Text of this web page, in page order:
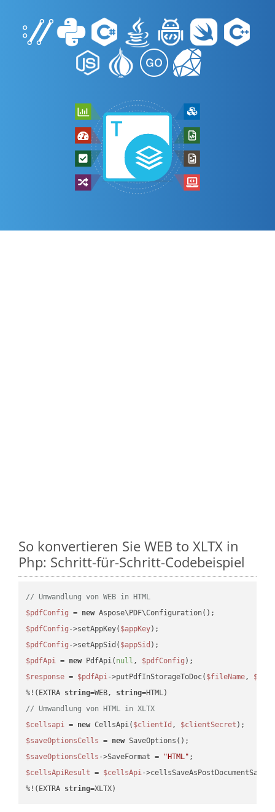
So konvertieren Sie WEB to XLTX in
Php: Schritt-für-Schritt-Codebeispiel
// Umwandlung von WEB in HTML
$pdfConfig = new
$pdfConfig ->setAppKey( $appKey
$pdfConfig ->setAppSid( $appSid
$pdfApi = new PdfApi( null , $pdfConfig
$response = $pdfApi->putPdfInStorageToDoc( $fileName,
%!(EXTRA string=WEB, string
// Umwandlung von HTML in XLTX
$cellsapi = new CellsApi( $clientId , $clientSecret
$saveOptionsCells = new
$saveOptionsCells ->SaveFormat = "HTML"
$cellsApiResult = $cellsApi-
%!(EXTRA string=XLTX)